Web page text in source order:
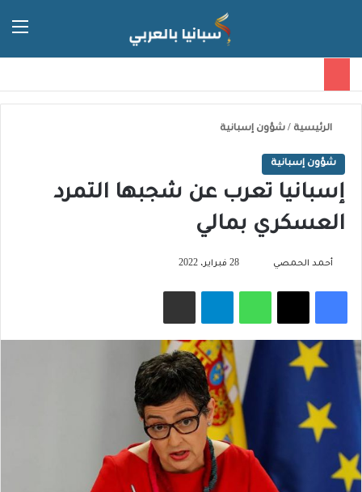
الرئيسية / شؤون إسبانية
شؤون إسبانية
إسبانيا تعرب عن شجبها التمرد
العسكري بمالي
أحمد الحمصي 28 فبراير، 2022
فيسبوك‫X واتساب تيلقرام مشاركة عبر البريد